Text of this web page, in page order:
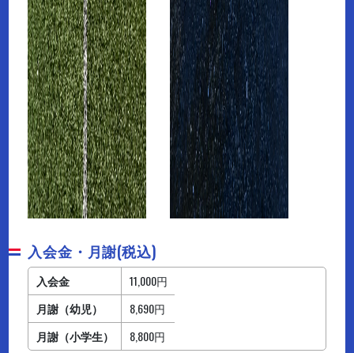
入会金・月謝(税込)
入会金
11,000円
月謝（幼児）
8,690円
月謝（小学生）
8,800円